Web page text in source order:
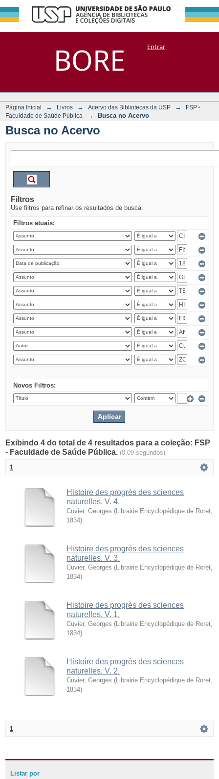
BORE
Busca no Acervo
DSpace/Manakin + CoriscoEntrar
Página Inicial → Livros → Acervo das Bibliotecas da USP →
FSP -
Faculdade de Saúde Pública
→ Busca no Acervo
Busca no Acervo
Filtros
Use filtros para refinar os resultados de busca.
Filtros atuais:
Novos Filtros:
Exibindo 4 do total de 4 resultados para a coleção: FSP
- Faculdade de Saúde Pública. (0.09 segundos)
1
Histoire des progrès des sciences
naturelles. V. 4.
Cuvier, Georges ( Librairie Encyclopédique de Roret
1834)
Histoire des progrès des sciences
naturelles. V. 3.
Cuvier, Georges ( Librairie Encyclopédique de Roret
1834)
Histoire des progrès des sciences
naturelles. V. 1.
Cuvier, Georges ( Librairie Encyclopédique de Roret
1834)
Histoire des progrès des sciences
naturelles. V. 2.
Cuvier, Georges ( Librairie Encyclopédique de Roret
1834)
1
Listar por